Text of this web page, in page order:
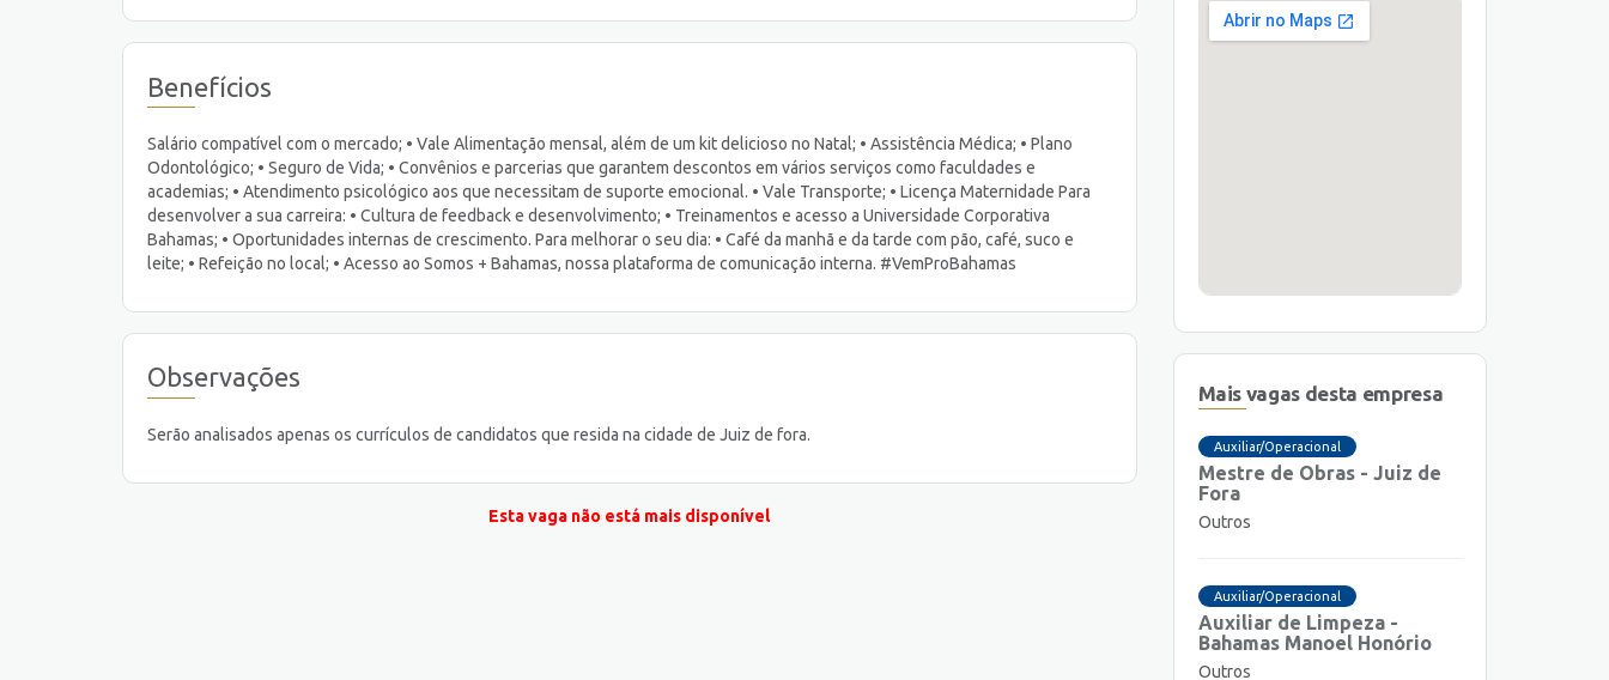
Benefícios
Salário compatível com o mercado; • Vale Alimentação mensal, além de um kit delicioso no Natal; • Assistência Médica; • Plano
Odontológico; • Seguro de Vida; • Convênios e parcerias que garantem descontos em vários serviços como faculdades e
academias; • Atendimento psicológico aos que necessitam de suporte emocional. • Vale Transporte; • Licença Maternidade Para
desenvolver a sua carreira: • Cultura de feedback e desenvolvimento; • Treinamentos e acesso a Universidade Corporativa
Bahamas; • Oportunidades internas de crescimento. Para melhorar o seu dia: • Café da manhã e da tarde com pão, café, suco e
leite; • Refeição no local; • Acesso ao Somos + Bahamas, nossa plataforma de comunicação interna. #VemProBahamas
Observações
Serão analisados apenas os currículos de candidatos que resida na cidade de Juiz de fora.
Esta vaga não está mais disponível
Mais vagas desta empresa
Auxiliar/Operacional
Mestre de Obras - Juiz de
Fora
Outros
Auxiliar/Operacional
Auxiliar de Limpeza -
Bahamas Manoel Honório
Outros